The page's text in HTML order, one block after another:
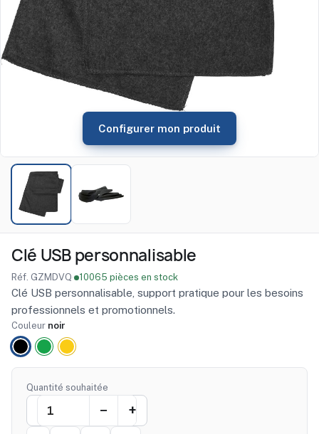
Configurer mon produit
Clé USB personnalisable
Réf. GZMDVQ· 10065 pièces en stock
Clé USB personnalisable, support pratique pour les besoins
professionnels et promotionnels.
Couleur noir
noir vert jaune
Quantité souhaitée